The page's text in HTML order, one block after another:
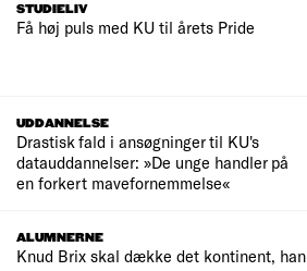
STUDIELIV
Få høj puls med KU til årets Pride
UDDANNELSE
Drastisk fald i ansøgninger til KU's
datauddannelser: »De unge handler på
en forkert mavefornemmelse«
ALUMNERNE
Knud Brix skal dække det kontinent, han